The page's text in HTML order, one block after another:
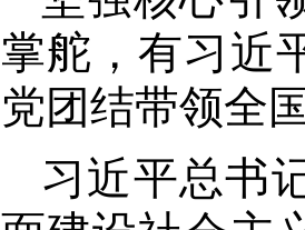
掌舵，有习近
党团结带领全
习近平总书